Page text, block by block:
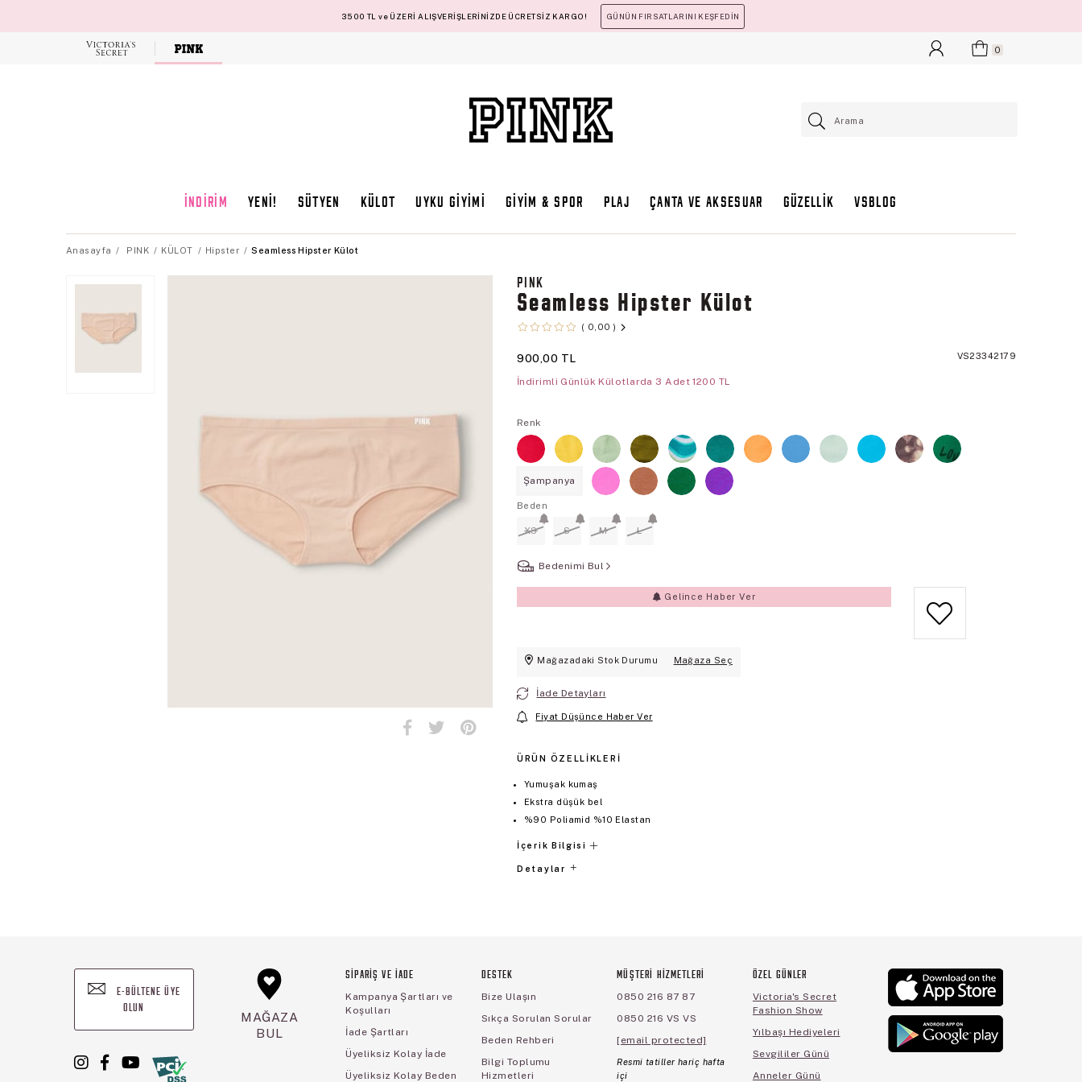
3500 TL ve ÜZERİ ALIŞVERİŞLERİNİZDE ÜCRETSİZ KARGO! GÜNÜN FIRSATLARINI KEŞFEDİN
Victoria's
0
İNDİRİM YENİ! SÜTYEN KÜLOT UYKU GİYİMİ GİYİM & SPOR PLAJ ÇANTA VE AKSESUAR GÜZELLİK VSBLOG
Anasayfa PINK KÜLOT Hipster Seamless Hipster Külot
PINK
Seamless Hipster Külot
0,00
900,00 TL VS23342179
İndirimli Günlük Külotlarda 3 Adet 1200 TL
Renk
Şampanya
Beden
XS S M L
Bedenimi Bul
Gelince Haber Ver
Mağazadaki Stok Durumu Mağaza Seç
İade Detayları
Fiyat Düşünce Haber Ver
ÜRÜN ÖZELLIKLERI
Yumuşak kumaş
Ekstra düşük bel
%90 Poliamid %10 Elastan
İçerik Bilgisi
Detaylar
E-BÜLTENE ÜYE
OLUN
MAĞAZA
BUL
SİPARİŞ VE İADE
Kampanya Şartları ve
Koşulları
İade Şartları
Üyeliksiz Kolay İade
Üyeliksiz Kolay Beden
DESTEK
Bize Ulaşın
Sıkça Sorulan Sorular
Beden Rehberi
Bilgi Toplumu
Hizmetleri
MÜŞTERİ HİZMETLERİ
0850 216 87 87
0850 216 VS VS
[email protected]
Resmi tatiller hariç hafta
içi
ÖZEL GÜNLER
Victoria's Secret
Fashion Show
Yılbaşı Hediyeleri
Sevgililer Günü
Anneler Günü